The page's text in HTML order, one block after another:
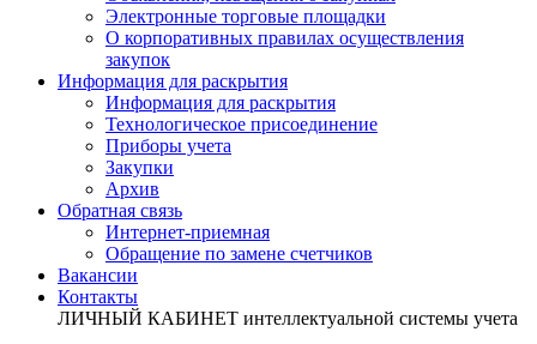
Электронные торговые площадки
О корпоративных правилах осуществления
закупок
Информация для раскрытия
Информация для раскрытия
Технологическое присоединение
Приборы учета
Закупки
Архив
Обратная связь
Интернет-приемная
Обращение по замене счетчиков
Вакансии
Контакты
ЛИЧНЫЙ КАБИНЕТ интеллектуальной системы учета